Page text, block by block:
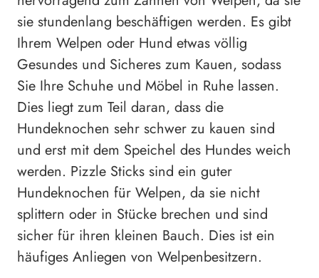
sie stundenlang beschäftigen werden. Es gibt
Ihrem Welpen oder Hund etwas völlig
Gesundes und Sicheres zum Kauen, sodass
Sie Ihre Schuhe und Möbel in Ruhe lassen.
Dies liegt zum Teil daran, dass die
Hundeknochen sehr schwer zu kauen sind
und erst mit dem Speichel des Hundes weich
werden. Pizzle Sticks sind ein guter
Hundeknochen für Welpen, da sie nicht
splittern oder in Stücke brechen und sind
sicher für ihren kleinen Bauch. Dies ist ein
häufiges Anliegen von Welpenbesitzern.